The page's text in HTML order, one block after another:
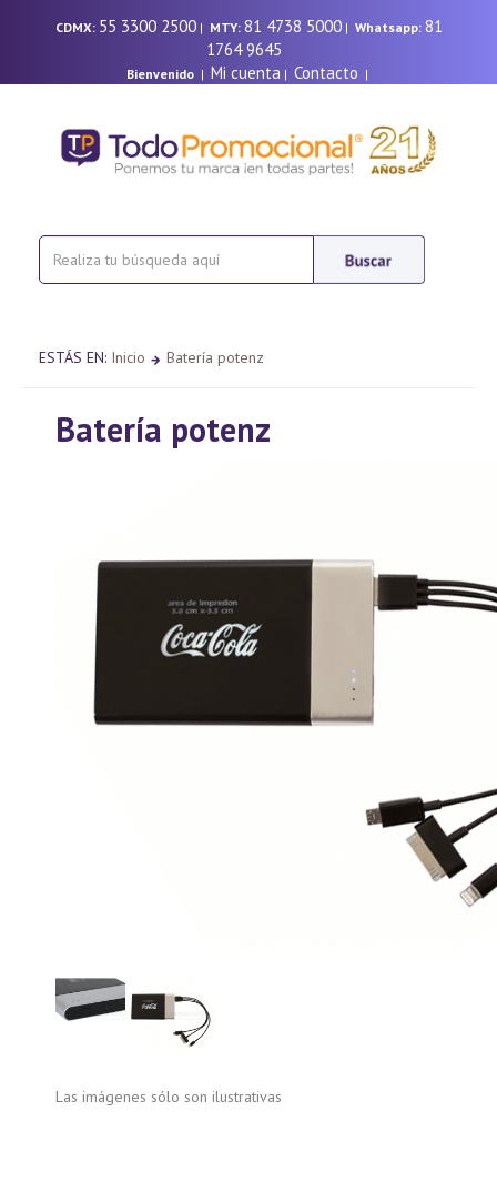
CDMX: 55 3300 2500| MTY: 81 4738 5000| Whatsapp: 81
1764 9645
Bienvenido| Mi cuenta | Contacto |
ESTÁS EN: Inicio Batería potenz
Batería potenz
Las imágenes sólo son ilustrativas